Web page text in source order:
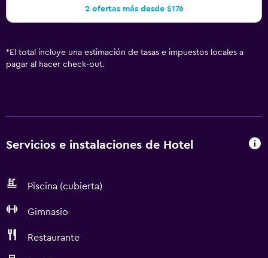
2 ofertas más desde $176
* El total incluye una estimación de tasas e impuestos locales a
pagar al hacer check-out.
Servicios e instalaciones de Hotel
Piscina (cubierta)
Gimnasio
Restaurante